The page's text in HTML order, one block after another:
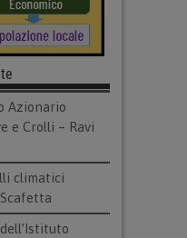
Azionario
e Crolli – Ravi
climatici